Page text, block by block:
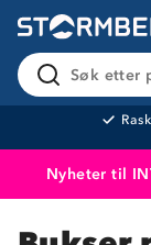
Søk etter
Nyheter til